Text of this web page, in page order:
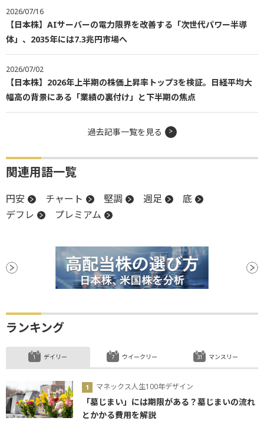
2026/07/16
【日本株】AIサーバーの電力限界を改善する「次世代パワー半導
体」、2035年には7.3兆円市場へ
2026/07/02
【日本株】2026年上半期の株価上昇率トップ3を検証。日経平均大
幅高の背景にある「業績の裏付け」と下半期の焦点
過去記事一覧を見る
関連用語一覧
円安 チャート 堅調 週足
底
デフレ
プレミアム
ランキング
デイリー
マネックス人生100年デザイン
「墓じまい」には期限がある？墓じまいの流れ
とかかる費用を解説
ウイークリー マンスリー